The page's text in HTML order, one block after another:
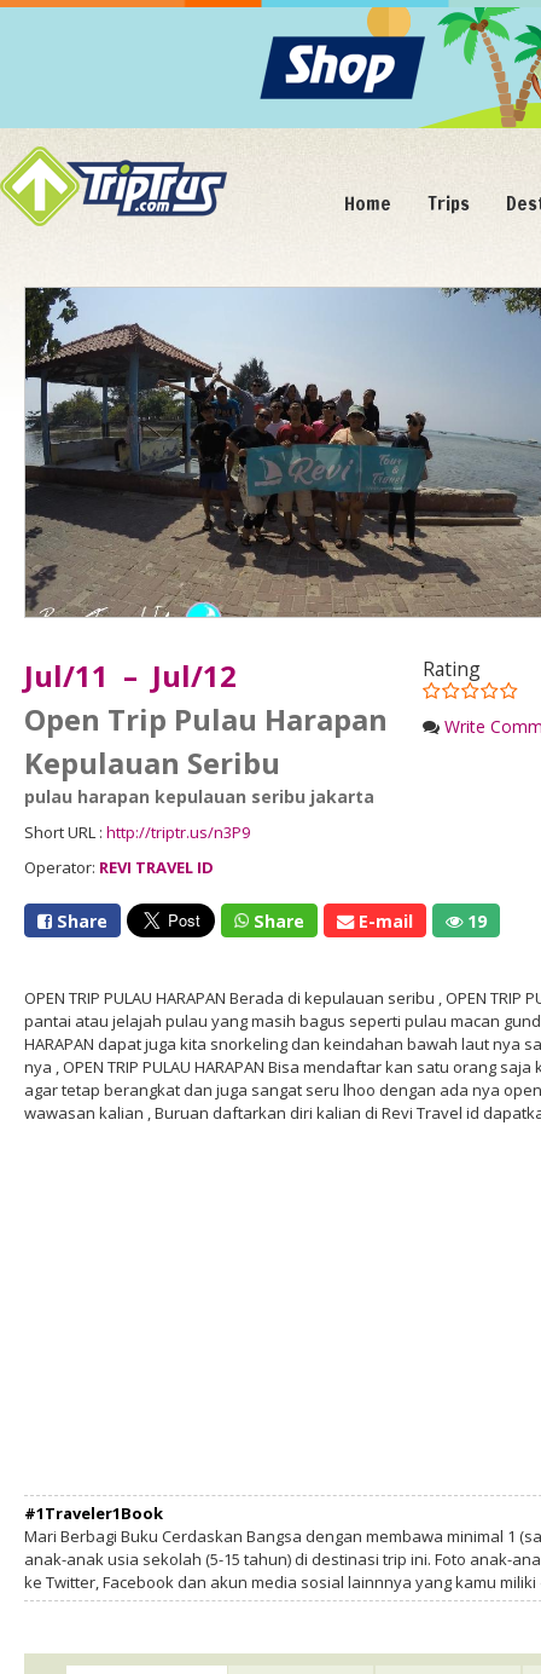
Home Trips
Rating
Write
Jul/11 – Jul/12
Open Trip Pulau Harapan
Kepulauan Seribu
pulau harapan kepulauan seribu jakarta
Short URL : http://triptr.us/n3P9
Operator: REVI TRAVEL ID
Share Share E-mail 19
OPEN TRIP PULAU HARAPAN Berada di kepulauan seribu , OPEN TRIP
pantai atau jelajah pulau yang masih bagus seperti pulau macan
HARAPAN dapat juga kita snorkeling dan keindahan bawah laut nya
nya , OPEN TRIP PULAU HARAPAN Bisa mendaftar kan satu orang
agar tetap berangkat dan juga sangat seru lhoo dengan ada nya
wawasan kalian , Buruan daftarkan diri kalian di Revi Travel id
#1Traveler1Book
Mari Berbagi Buku Cerdaskan Bangsa dengan membawa minimal 1
anak-anak usia sekolah (5-15 tahun) di destinasi trip ini. Foto anak-
ke Twitter, Facebook dan akun media sosial lainnnya yang kamu